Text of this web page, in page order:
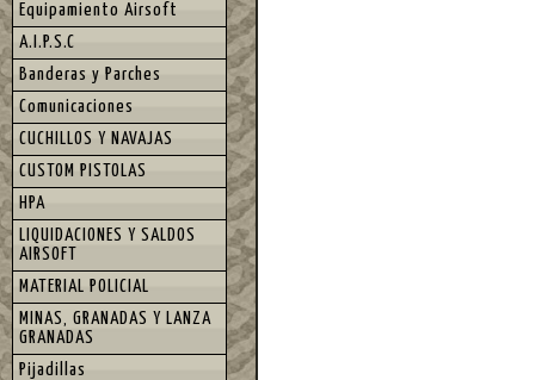
Equipamiento Airsoft
A.I.P.S.C
Banderas y Parches
Comunicaciones
CUCHILLOS Y NAVAJAS
CUSTOM PISTOLAS
HPA
LIQUIDACIONES Y SALDOS
AIRSOFT
MATERIAL POLICIAL
MINAS, GRANADAS Y LANZA
GRANADAS
Pijadillas